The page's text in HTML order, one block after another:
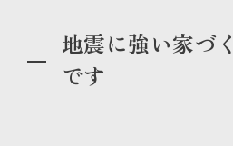
地震に強い家づ
です